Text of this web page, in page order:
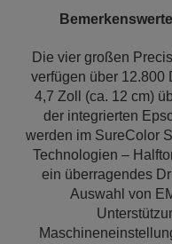
Die vier großen
verfügen über 12.800
4,7 Zoll (ca. 12 cm)
der integrierten
werden im SureColor
Technologien –
ein überragendes
Auswahl von